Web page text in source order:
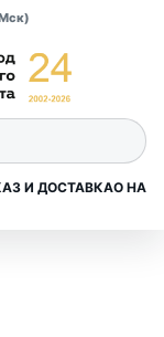
И ДОСТАВКАО НАС